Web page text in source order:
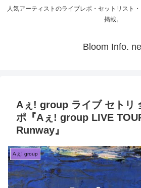
人気アーティストのライブレポ・セットリスト
掲載。
Bloom Info.
Aぇ! group ライブ セトリ
ポ『Aぇ! group LIVE
Runway』
Aぇ! group